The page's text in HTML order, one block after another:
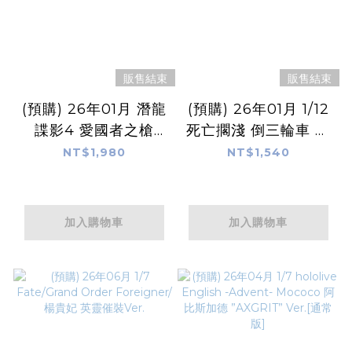
販售結束
(預購) 26年01月 潛龍
諜影4 愛國者之槍
METAL GEAR RAY
NT$1,980
加入購物車
販售結束
(預購) 26年01月 1/12
死亡擱淺 倒三輪車 組
裝模型
NT$1,540
加入購物車